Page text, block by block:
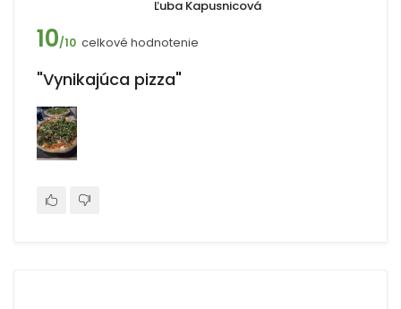
Ľuba Kapusnicová
10/10 celkové hodnotenie
"Vynikajúca pizza"